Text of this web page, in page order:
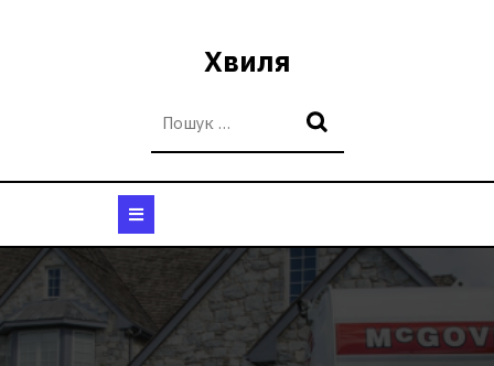
Хвиля
Відкрити